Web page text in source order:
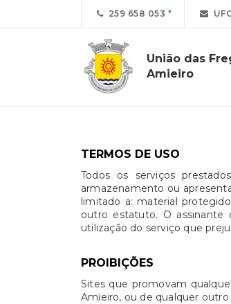
259 658 053
União das
Amieiro
TERMOS DE USO
Todos os serviços
armazenamento ou
limitado a: material
outro estatuto. O assinante
utilização do serviço que
PROIBIÇÕES
Sites que promovam
Amieiro, ou de qualquer